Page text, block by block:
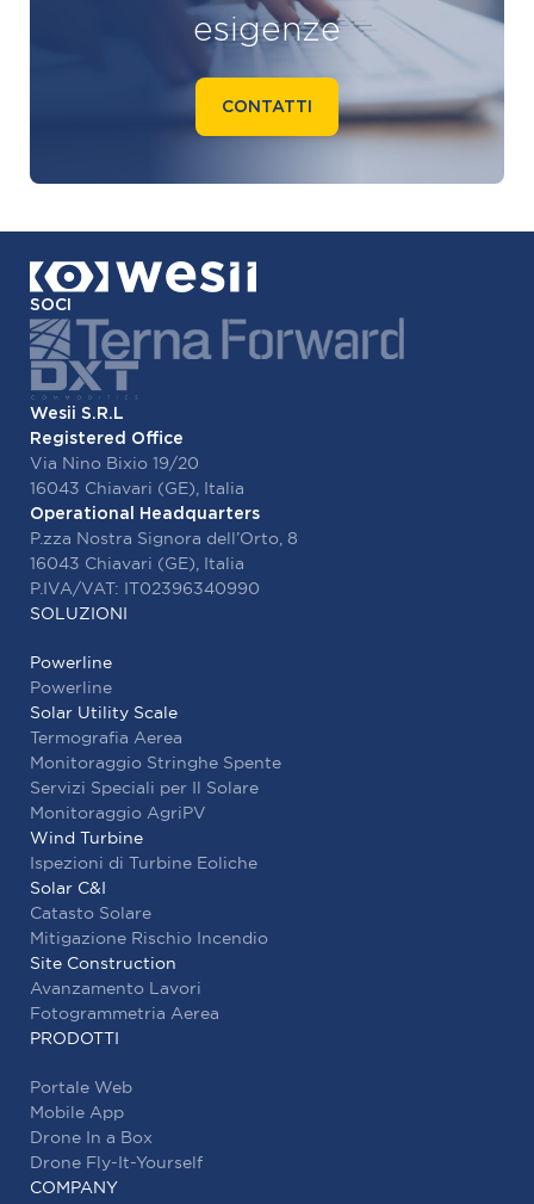
esigenze
CONTATTI
SOCI
Wesii S.R.L
Registered Office
Via Nino Bixio 19/20
16043 Chiavari (GE), Italia
Operational Headquarters
P.zza Nostra Signora dell’Orto, 8
16043 Chiavari (GE), Italia
P.IVA/VAT: IT02396340990
SOLUZIONI
Powerline
Powerline
Solar Utility Scale
Termografia Aerea
Monitoraggio Stringhe Spente
Servizi Speciali per Il Solare
Monitoraggio AgriPV
Wind Turbine
Ispezioni di Turbine Eoliche
Solar C&I
Catasto Solare
Mitigazione Rischio Incendio
Site Construction
Avanzamento Lavori
Fotogrammetria Aerea
PRODOTTI
Portale Web
Mobile App
Drone In a Box
Drone Fly-It-Yourself
COMPANY